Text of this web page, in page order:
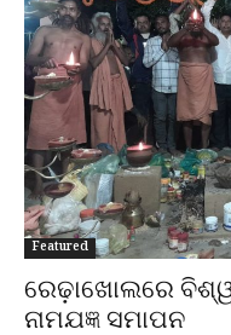
Featured
ରେଢ଼ାଖୋଲରେ
ନାମଯଜ୍ଞ ସମାପନ